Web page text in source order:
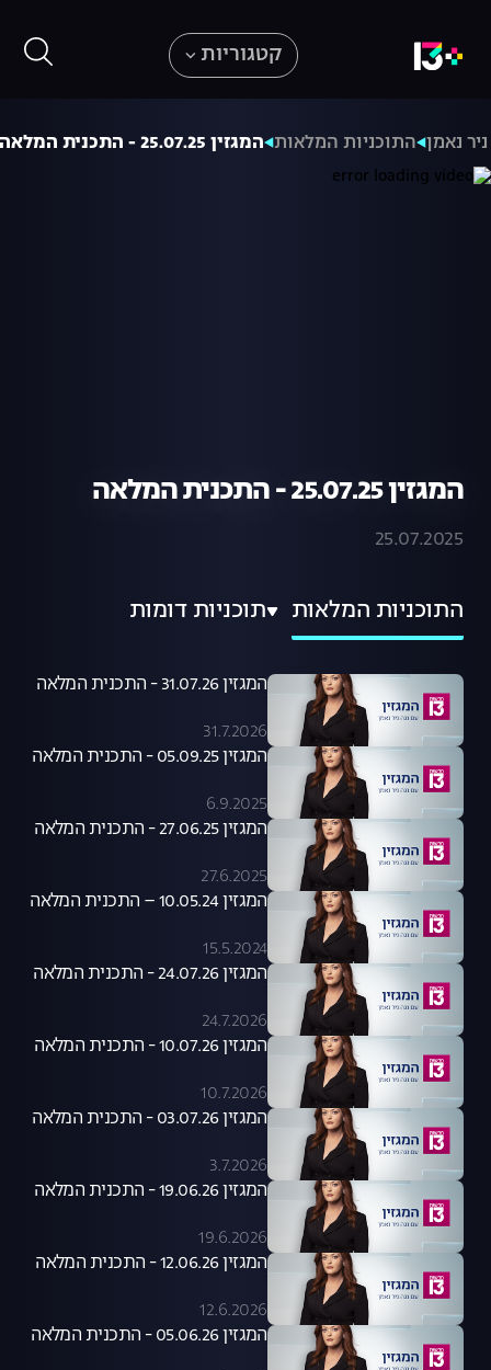
קטגוריות
נאמן התוכניות המלאות המגזין 25.07.25 - התכנית המלאה
המגזין 25.07.25 - התכנית המלאה
25.07.2025
התוכניות המלאות תוכניות דומות
המגזין 31.07.26 - התכנית המלאה
31.7.2026
המגזין 05.09.25 - התכנית המלאה
6.9.2025
המגזין 27.06.25 - התכנית המלאה
27.6.2025
המגזין 10.05.24 – התכנית המלאה
15.5.2024
המגזין 24.07.26 - התכנית המלאה
24.7.2026
המגזין 10.07.26 - התכנית המלאה
10.7.2026
המגזין 03.07.26 - התכנית המלאה
3.7.2026
המגזין 19.06.26 - התכנית המלאה
19.6.2026
המגזין 12.06.26 - התכנית המלאה
12.6.2026
המגזין 05.06.26 - התכנית המלאה